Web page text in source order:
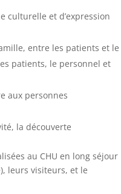
culturelle et d’expression
entre les patients et le
patients, le personnel et
aux personnes
la découverte
au CHU en long séjour
leurs visiteurs, et le